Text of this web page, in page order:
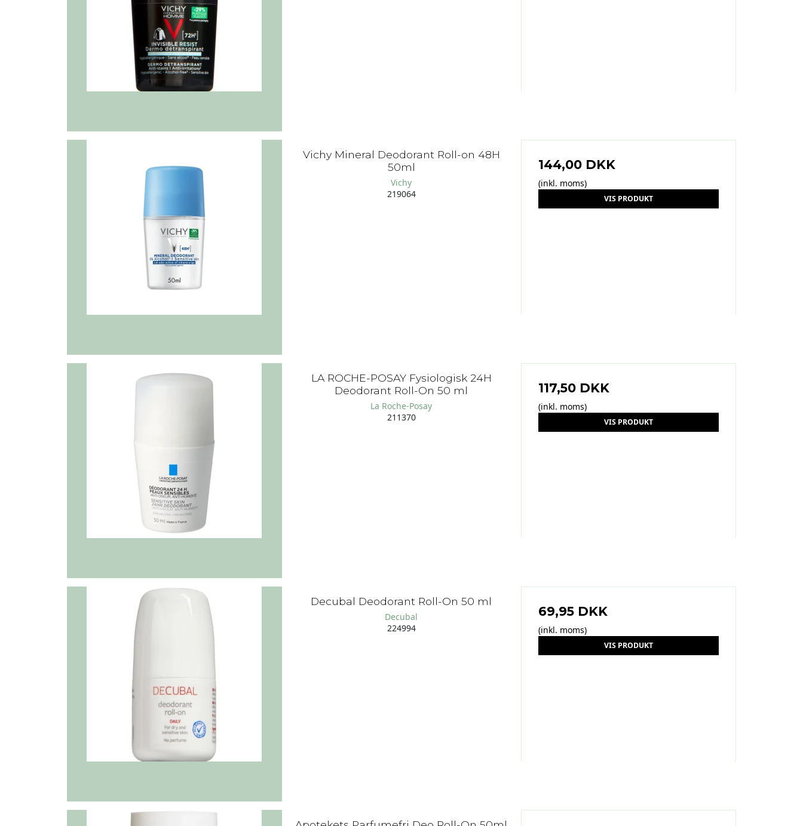
Vichy Mineral Deodorant Roll-on 48H
50ml
Vichy
219064
144,00 DKK
(inkl. moms)
VIS PRODUKT
LA ROCHE-POSAY Fysiologisk 24H
Deodorant Roll-On 50 ml
La Roche-Posay
211370
117,50 DKK
(inkl. moms)
VIS PRODUKT
Decubal Deodorant Roll-On 50 ml
Decubal
224994
69,95 DKK
(inkl. moms)
VIS PRODUKT